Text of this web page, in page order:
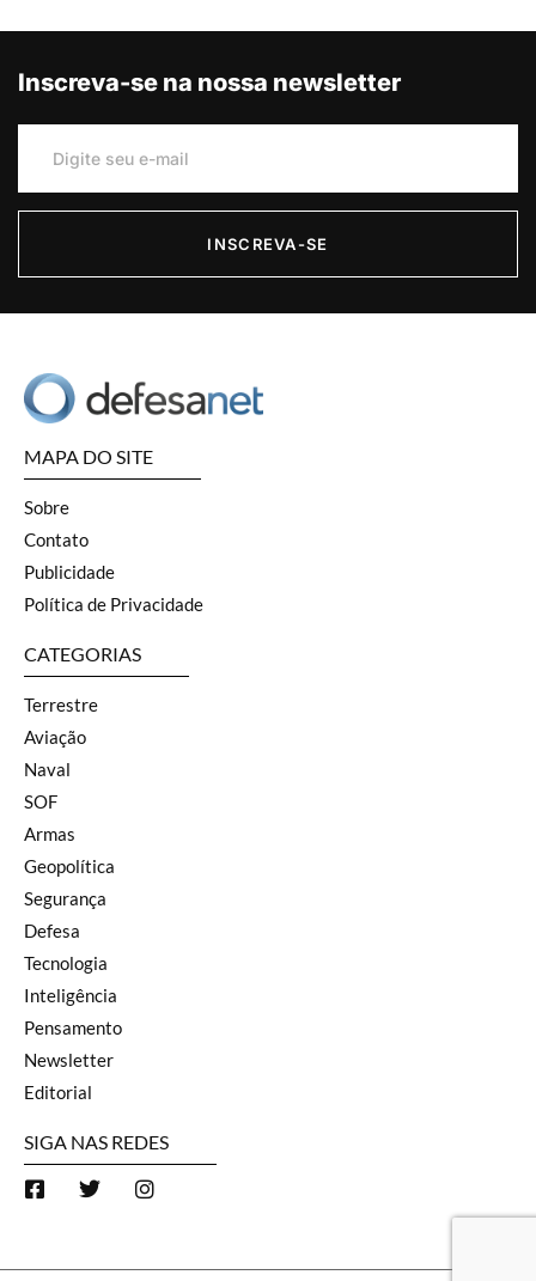
Inscreva-se na nossa newsletter
INSCREVA-SE
MAPA DO SITE
Sobre
Contato
Publicidade
Política de Privacidade
CATEGORIAS
Terrestre
Aviação
Naval
SOF
Armas
Geopolítica
Segurança
Defesa
Tecnologia
Inteligência
Pensamento
Newsletter
Editorial
SIGA NAS REDES